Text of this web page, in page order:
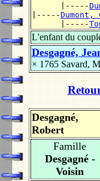
      |-----
|-----Dumont,
      |-----
L'enfant du
Desgagné,
× 1765 Savard,
Desgagné,
Robert
Famille
Desgagné -
Voisin